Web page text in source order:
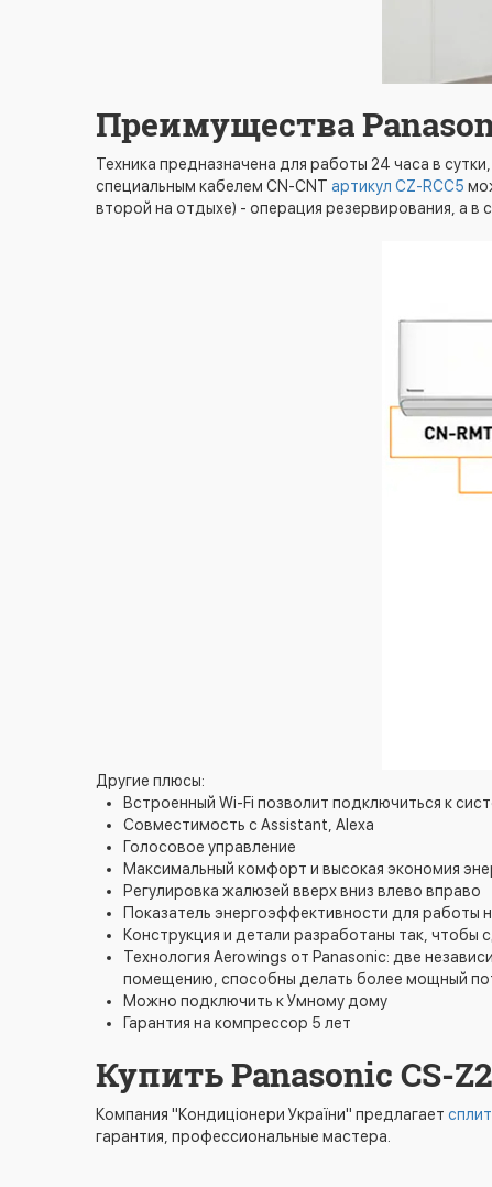
Преимущества
Техника предназначена для работы 24 часа в
специальным кабелем CN-CNT артикул CZ-RCC5
второй на отдыхе) - операция резервирования, а
Другие плюсы:
Встроенный Wi-Fi позволит подключиться к
Совместимость с Assistant, Alexa
Голосовое управление
Максимальный комфорт и высокая экономия
Регулировка жалюзей вверх вниз влево вправо
Показатель энергоэффективности для работы
Конструкция и детали разработаны так, чтобы
Технология Aerowings от Panasonic: две
помещению, способны делать более мощный
Можно подключить к Умному дому
Гарантия на компрессор 5 лет
Купить Panasonic CS-
Компания "Кондиціонери України" предлагает
гарантия, профессиональные мастера.